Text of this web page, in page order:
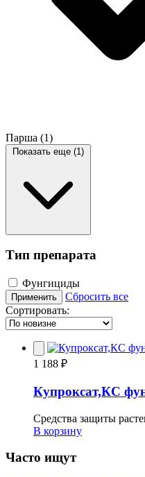
Парша (1)
Показать еще (1)
Тип препарата
Фунгициды
Применить
Сбросить все
Сортировать:
1 188 ₽
Купроксат,КС
Средства защиты
В корзину
Часто ищут